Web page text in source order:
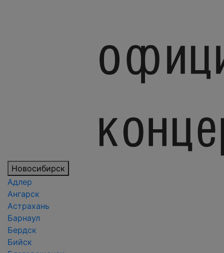
Новосибирск
Адлер
Ангарск
Астрахань
Барнаул
Бердск
Бийск